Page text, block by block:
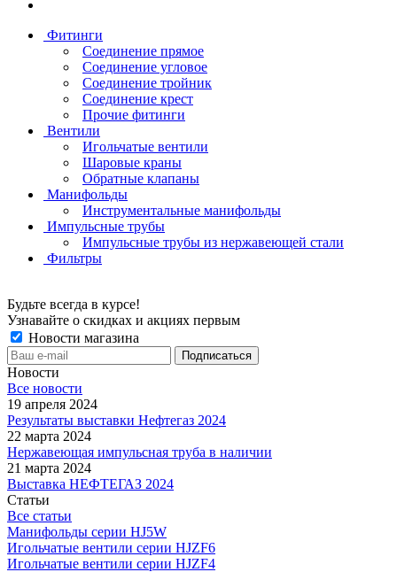
Фитинги
Соединение прямое
Соединение угловое
Соединение тройник
Соединение крест
Прочие фитинги
Вентили
Игольчатые вентили
Шаровые краны
Обратные клапаны
Манифольды
Инструментальные манифольды
Импульсные трубы
Импульсные трубы из нержавеющей стали
Фильтры
Будьте всегда в курсе!
Узнавайте о скидках и акциях первым
Новости магазина
Новости
Все новости
19 апреля 2024
Результаты выставки Нефтегаз 2024
22 марта 2024
Нержавеющая импульсная труба в наличии
21 марта 2024
Выставка НЕФТЕГАЗ 2024
Статьи
Все статьи
Манифольды серии HJ5W
Игольчатые вентили серии HJZF6
Игольчатые вентили серии HJZF4